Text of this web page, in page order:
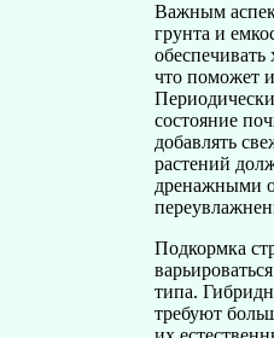
Важным
грунта и
что поможет
состояние
добавлять
растений
дренажными
Подкормка
типа.
требуют